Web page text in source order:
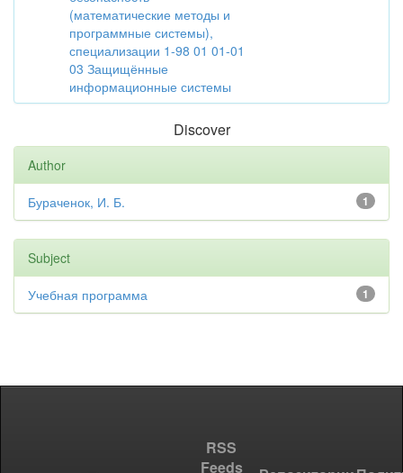
(математические методы и
программные системы),
специализации 1-98 01 01-01
03 Защищённые
информационные системы
Discover
Author
1
Бураченок, И. Б.
Subject
1
Учебная программа
RSS
Feeds